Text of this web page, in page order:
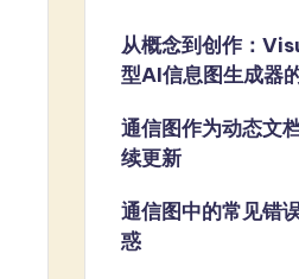
从概念到创作：
型AI信息图生成器
通信图作为动态文
续更新
通信图中的常见错
惑